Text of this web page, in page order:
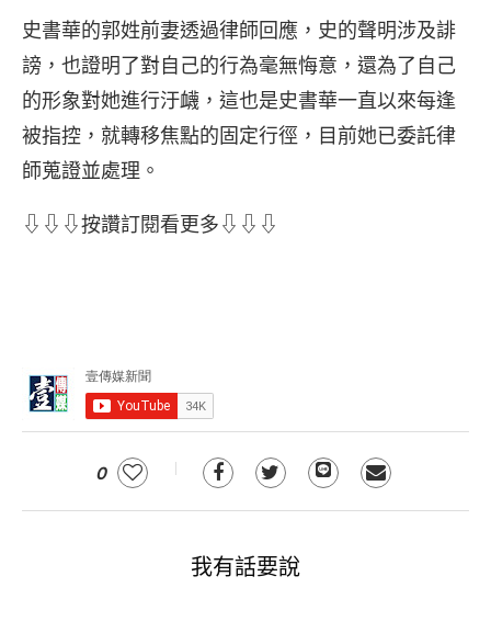
史書華的郭姓前妻透過律師回應，史的聲明涉及誹
謗，也證明了對自己的行為毫無悔意，還為了自己
的形象對她進行汙衊，這也是史書華一直以來每逢
被指控，就轉移焦點的固定行徑，目前她已委託律
師蒐證並處理。
⇩⇩⇩按讚訂閱看更多⇩⇩⇩
0
我有話要說